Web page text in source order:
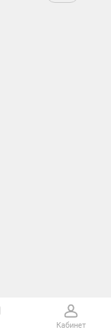
Кабинет